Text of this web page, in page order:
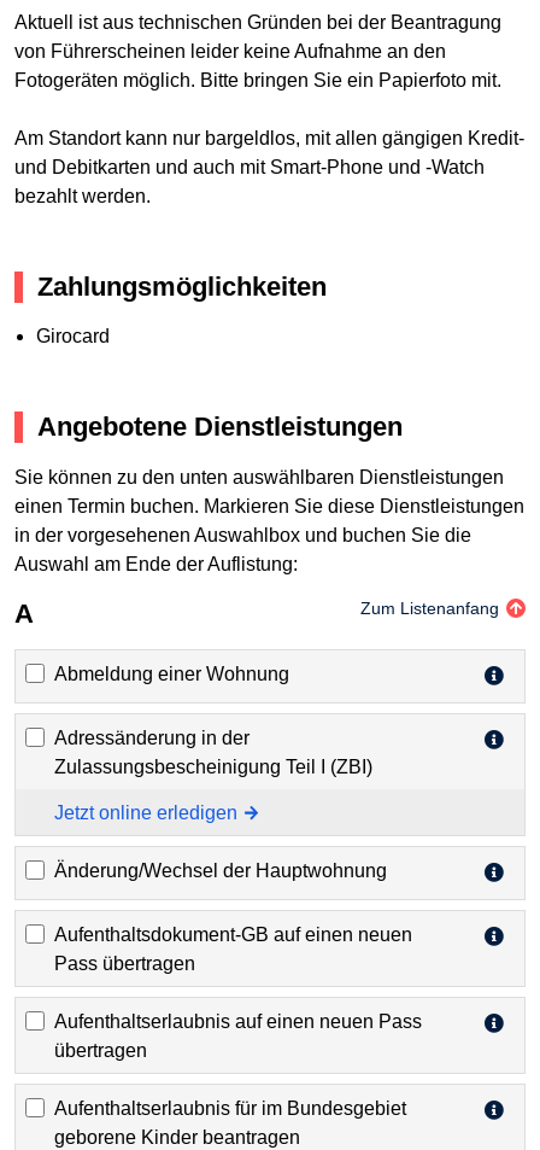
Aktuell ist aus technischen Gründen bei der Beantragung
von Führerscheinen leider keine Aufnahme an den
Fotogeräten möglich. Bitte bringen Sie ein Papierfoto mit.
Am Standort kann nur bargeldlos, mit allen gängigen Kredit-
und Debitkarten und auch mit Smart-Phone und -Watch
bezahlt werden.
Zahlungsmöglichkeiten
Girocard
Angebotene Dienstleistungen
Sie können zu den unten auswählbaren Dienstleistungen
einen Termin buchen. Markieren Sie diese Dienstleistungen
in der vorgesehenen Auswahlbox und buchen Sie die
Auswahl am Ende der Auflistung:
A Zum Listenanfang
Abmeldung einer Wohnung
Adressänderung in der
Zulassungsbescheinigung Teil I (ZBI)
Jetzt online erledigen
Änderung/Wechsel der Hauptwohnung
Aufenthaltsdokument-GB auf einen neuen
Pass übertragen
Aufenthaltserlaubnis auf einen neuen Pass
übertragen
Aufenthaltserlaubnis für im Bundesgebiet
geborene Kinder beantragen